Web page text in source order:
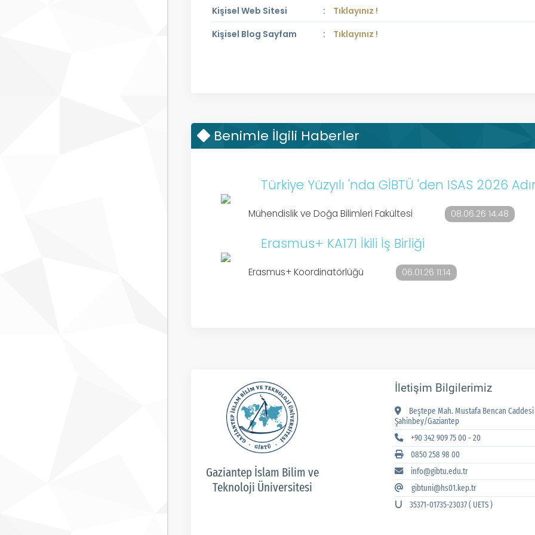
Kişisel Web Sitesi
Tıklayınız !
Kişisel Blog Sayfam
Tıklayınız !
Benimle İlgili Haberler
Türkiye Yüzyılı 'nda GİBTÜ 'den ISAS 2026
Mühendislik ve Doğa Bilimleri Fakültesi 08.06.26 14:48
Erasmus+ KA171 İkili İş Birliği
Erasmus+ Koordinatörlüğü 06.01.26 11:14
Gaziantep İslam Bilim ve
Teknoloji Üniversitesi
İletişim Bilgilerimiz
Beştepe Mah. Mustafa Bencan
Şahinbey/Gaziantep
+90 342 909 75 00 - 20
0850 258 98 00
info@gibtu.edu.tr
gibtuni@hs01.kep.tr
35371-01735-23037 ( UETS )